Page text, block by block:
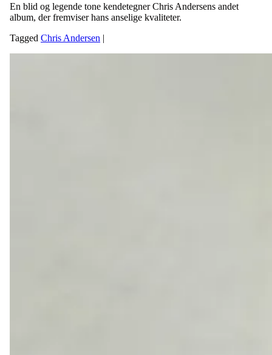
En blid og legende tone kendetegner Chris Andersens andet
album, der fremviser hans anselige kvaliteter.
Tagged Chris Andersen |